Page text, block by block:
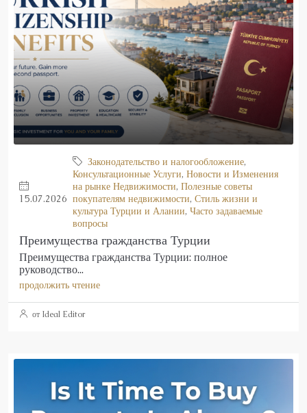
15.07.2026
Законодательство и налогообложение,
Консультационные Услуги, Новости и Изменения
на рынке Недвижимости, Полезные советы
покупателям недвижимости, Стиль жизни и
культура Турции и Алании, Часто задаваемые
вопросы
Преимущества гражданства Турции
Преимущества гражданства Турции: полное
руководство...
продолжить чтение
от Ideal Editor